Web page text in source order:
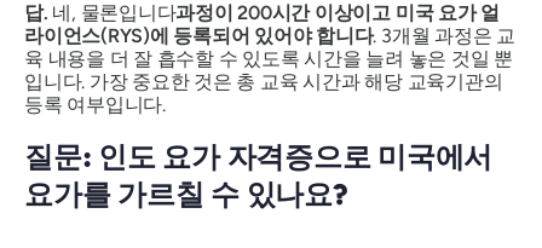
답. 네, 물론입니다과정이 200시간 이상이고 미국 요가 얼
라이언스(RYS)에 등록되어 있어야 합니다. 3개월 과정은 교
육 내용을 더 잘 흡수할 수 있도록 시간을 늘려 놓은 것일 뿐
입니다. 가장 중요한 것은 총 교육 시간과 해당 교육기관의
등록 여부입니다.
질문: 인도 요가 자격증으로 미국에서
요가를 가르칠 수 있나요?